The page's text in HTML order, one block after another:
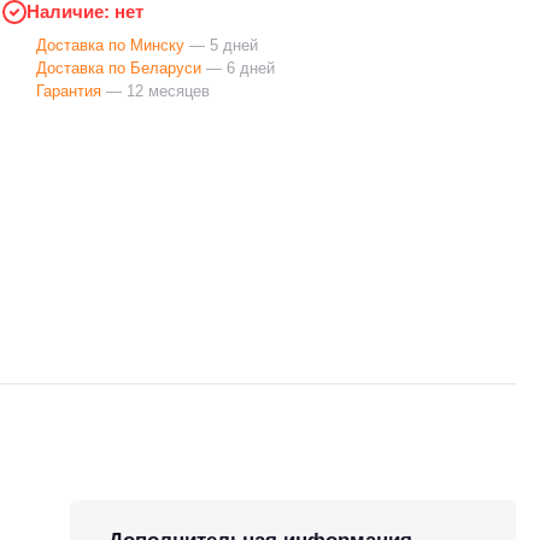
Наличие: нет
Доставка по Минску— 5 дней
Доставка по Беларуси— 6 дней
Гарантия— 12 месяцев